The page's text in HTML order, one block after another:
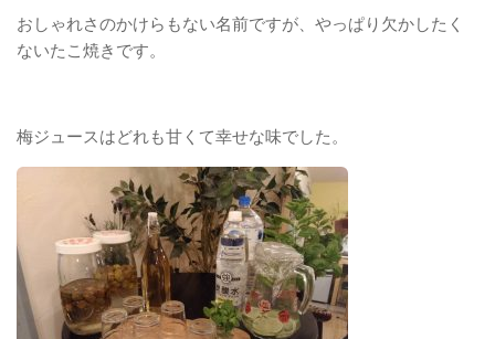
おしゃれさのかけらもない名前ですが、やっぱり欠かしたく
ないたこ焼きです。
梅ジュースはどれも甘くて幸せな味でした。